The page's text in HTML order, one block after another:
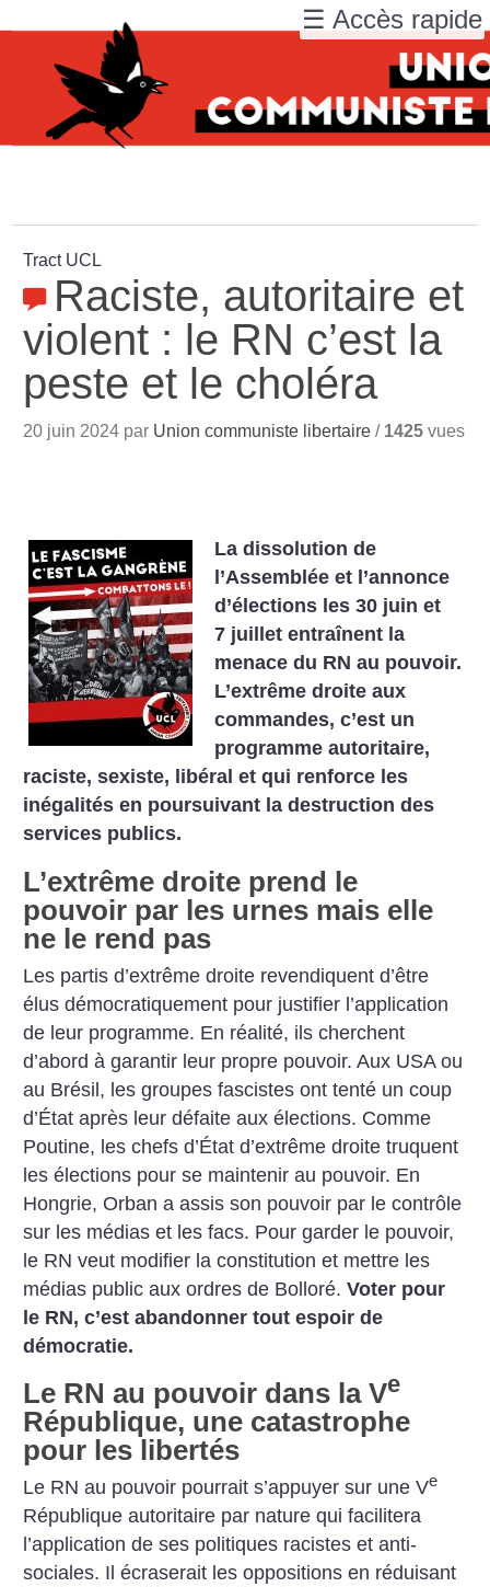
Tract UCL
Raciste, autoritaire et
violent : le RN c’est la
peste et le choléra
20 juin 2024 par Union communiste libertaire / 1425 vues
La dissolution de
l’Assemblée et l’annonce
d’élections les 30 juin et
7 juillet entraînent la
menace du RN au pouvoir.
L’extrême droite aux
commandes, c’est un
programme autoritaire,
raciste, sexiste, libéral et qui renforce les
inégalités en poursuivant la destruction des
services publics.
L’extrême droite prend le
pouvoir par les urnes mais elle
ne le rend pas
Les partis d’extrême droite revendiquent d’être
élus démocratiquement pour justifier l’application
de leur programme. En réalité, ils cherchent
d’abord à garantir leur propre pouvoir. Aux USA ou
au Brésil, les groupes fascistes ont tenté un coup
d’État après leur défaite aux élections. Comme
Poutine, les chefs d’État d’extrême droite truquent
les élections pour se maintenir au pouvoir. En
Hongrie, Orban a assis son pouvoir par le contrôle
sur les médias et les facs. Pour garder le pouvoir,
le RN veut modifier la constitution et mettre les
médias public aux ordres de Bolloré. Voter pour
le RN, c’est abandonner tout espoir de
démocratie.
Le RN au pouvoir dans la Ve
République, une catastrophe
pour les libertés
Le RN au pouvoir pourrait s’appuyer sur une Ve
République autoritaire par nature qui facilitera
l’application de ses politiques racistes et anti-
sociales. Il écraserait les oppositions en réduisant
☰ Accès rapide